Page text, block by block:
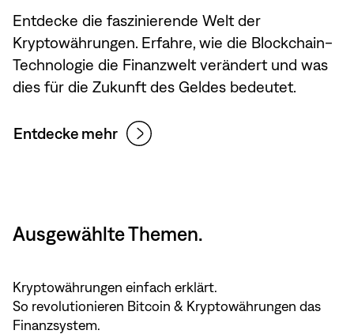
Entdecke die faszinierende Welt der
Kryptowährungen. Erfahre, wie die Blockchain-
Technologie die Finanzwelt verändert und was
dies für die Zukunft des Geldes bedeutet.
Entdecke mehr
Ausgewählte Themen.
Kryptowährungen einfach erklärt.
So revolutionieren Bitcoin & Kryptowährungen das
Finanzsystem.